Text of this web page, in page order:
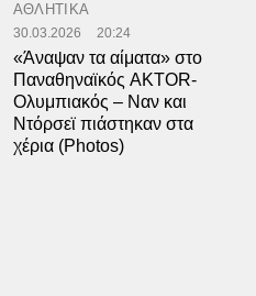
ΑΘΛΗΤΙΚΑ
30.03.2026 20:24
«Άναψαν τα αίματα» στο
Παναθηναϊκός AKTOR-
Ολυμπιακός – Ναν και
Ντόρσεϊ πιάστηκαν στα
χέρια (Photos)